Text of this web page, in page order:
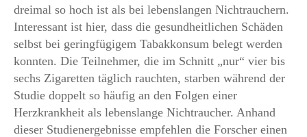
dreimal so hoch ist als bei lebenslangen Nichtrauchern.
Interessant ist hier, dass die gesundheitlichen Schäden
selbst bei geringfügigem Tabakkonsum belegt werden
konnten. Die Teilnehmer, die im Schnitt „nur“ vier bis
sechs Zigaretten täglich rauchten, starben während der
Studie doppelt so häufig an den Folgen einer
Herzkrankheit als lebenslange Nichtraucher. Anhand
dieser Studienergebnisse empfehlen die Forscher einen